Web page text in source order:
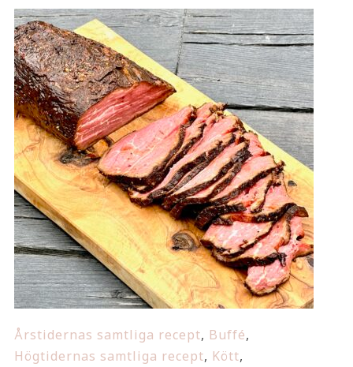
Årstidernas samtliga recept, Buffé,
Högtidernas samtliga recept, Kött,